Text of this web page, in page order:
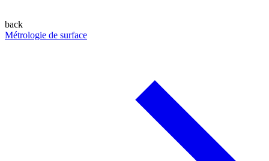
back
Métrologie de surface